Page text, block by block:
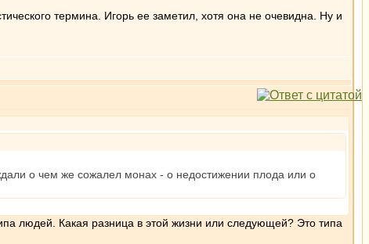
термина. Игорь ее заметил, хотя она не очевидна. Ну и
о чем же сожалел монах - о недостижении плода или о
людей. Какая разница в этой жизни или следующей? Это типа